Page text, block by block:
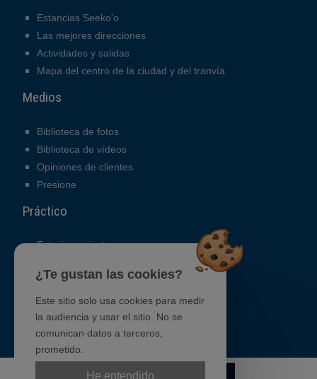
Estancias Seeko'o
Las mejores direcciones
Actividades y salidas
Mapa del centro de la ciudad y del tranvía
Medios
Biblioteca de fotos
Biblioteca de vídeos
Opiniones de clientes
Presione
Práctico
Estacionamiento
Mapa de acceso
GTC
Reclutamiento
¿Te gustan las cookies?
Este sitio solo usa cookies para medir
la audiencia y usar el sitio. No se
comunican datos a terceros,
prometido.
He entendido